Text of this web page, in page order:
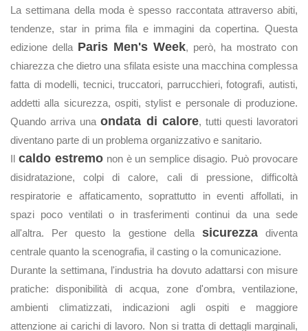
La settimana della moda è spesso raccontata attraverso abiti,
tendenze, star in prima fila e immagini da copertina. Questa
edizione della Paris Men's Week, però, ha mostrato con
chiarezza che dietro una sfilata esiste una macchina complessa
fatta di modelli, tecnici, truccatori, parrucchieri, fotografi, autisti,
addetti alla sicurezza, ospiti, stylist e personale di produzione.
Quando arriva unaondata di calore, tutti questi lavoratori
diventano parte di un problema organizzativo e sanitario.
Il caldo estremonon è un semplice disagio. Può provocare
disidratazione, colpi di calore, cali di pressione, difficoltà
respiratorie e affaticamento, soprattutto in eventi affollati, in
spazi poco ventilati o in trasferimenti continui da una sede
all'altra. Per questo la gestione della sicurezzadiventa
centrale quanto la scenografia, il casting o la comunicazione.
Durante la settimana, l'industria ha dovuto adattarsi con misure
pratiche: disponibilità di acqua, zone d'ombra, ventilazione,
ambienti climatizzati, indicazioni agli ospiti e maggiore
attenzione ai carichi di lavoro. Non si tratta di dettagli marginali,